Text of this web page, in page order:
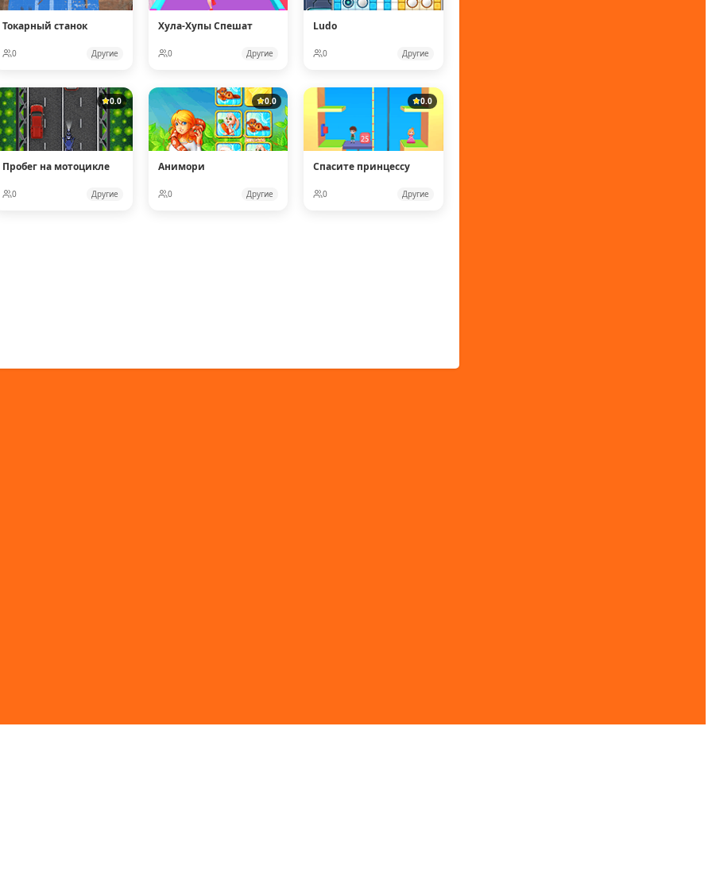
Токарный станок
0 Другие
Хула-Хупы Спешат
0 Другие
Ludo
0 Другие
0.0
Пробег на мотоцикле
0 Другие
0.0
Анимори
0 Другие
0.0
Спасите принцессу
0 Другие